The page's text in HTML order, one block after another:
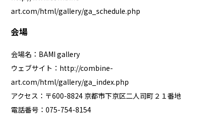
art.com/html/gallery/ga_schedule.php
会場
会場名：BAMI gallery
ウェブサイト： http://combine-
art.com/html/gallery/ga_index.php
アクセス：〒600-8824 京都市下京区二人司町２１番地
電話番号：075-754-8154